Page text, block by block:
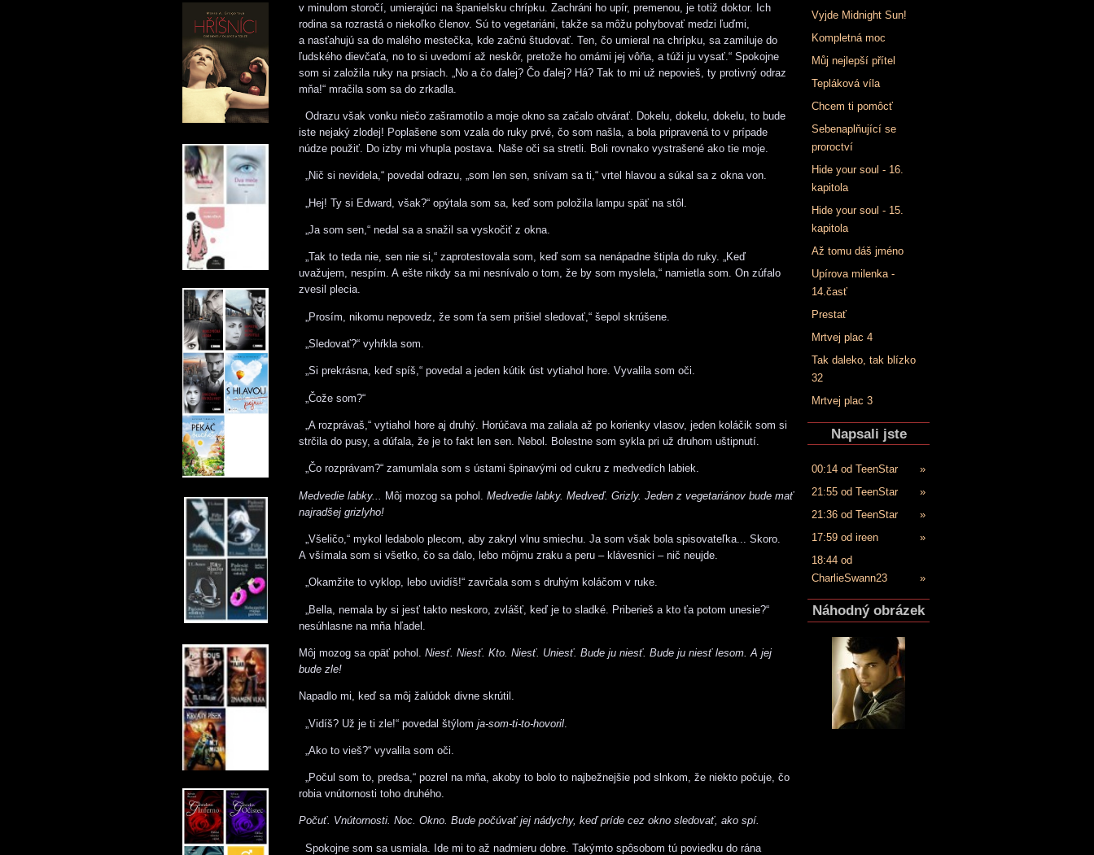
v minulom storočí, umierajúci na španielsku chrípku. Zachráni ho upír, premenou, je totiž doktor. Ich
rodina sa rozrastá o niekoľko členov. Sú to vegetariáni, takže sa môžu pohybovať medzi ľuďmi,
a nasťahujú sa do malého mestečka, kde začnú študovať. Ten, čo umieral na chrípku, sa zamiluje do
ľudského dievčaťa, no to si uvedomí až neskôr, pretože ho omámi jej vôňa, a túži ju vysať.“ Spokojne
som si založila ruky na prsiach. „No a čo ďalej? Čo ďalej? Há? Tak to mi už nepovieš, ty protivný odraz
mňa!“ mračila som sa do zrkadla.
Odrazu však vonku niečo zašramotilo a moje okno sa začalo otvárať. Dokelu, dokelu, dokelu, to bude
iste nejaký zlodej! Poplašene som vzala do ruky prvé, čo som našla, a bola pripravená to v prípade
núdze použiť. Do izby mi vhupla postava. Naše oči sa stretli. Boli rovnako vystrašené ako tie moje.
„Nič si nevidela,“ povedal odrazu, „som len sen, snívam sa ti,“ vrtel hlavou a súkal sa z okna von.
„Hej! Ty si Edward, však?“ opýtala som sa, keď som položila lampu späť na stôl.
„Ja som sen,“ nedal sa a snažil sa vyskočiť z okna.
„Tak to teda nie, sen nie si,“ zaprotestovala som, keď som sa nenápadne štipla do ruky. „Keď
uvažujem, nespím. A ešte nikdy sa mi nesnívalo o tom, že by som myslela,“ namietla som. On zúfalo
zvesil plecia.
„Prosím, nikomu nepovedz, že som ťa sem prišiel sledovať,“ šepol skrúšene.
„Sledovať?“ vyhŕkla som.
„Si prekrásna, keď spíš,“ povedal a jeden kútik úst vytiahol hore. Vyvalila som oči.
„Čože som?“
„A rozprávaš,“ vytiahol hore aj druhý. Horúčava ma zaliala až po korienky vlasov, jeden koláčik som si
strčila do pusy, a dúfala, že je to fakt len sen. Nebol. Bolestne som sykla pri už druhom uštipnutí.
„Čo rozprávam?“ zamumlala som s ústami špinavými od cukru z medvedích labiek.
Medvedie labky... Môj mozog sa pohol. Medvedie labky. Medveď. Grizly. Jeden z vegetariánov bude mať
najradšej grizlyho!
„Všeličo,“ mykol ledabolo plecom, aby zakryl vlnu smiechu. Ja som však bola spisovateľka... Skoro.
A všímala som si všetko, čo sa dalo, lebo môjmu zraku a peru – klávesnici – nič neujde.
„Okamžite to vyklop, lebo uvidíš!“ zavrčala som s druhým koláčom v ruke.
„Bella, nemala by si jesť takto neskoro, zvlášť, keď je to sladké. Priberieš a kto ťa potom unesie?“
nesúhlasne na mňa hľadel.
Môj mozog sa opäť pohol. Niesť. Niesť. Kto. Niesť. Uniesť. Bude ju niesť. Bude ju niesť lesom. A jej
bude zle!
Napadlo mi, keď sa môj žalúdok divne skrútil.
„Vidíš? Už je ti zle!“ povedal štýlom ja-som-ti-to-hovoril
„Ako to vieš?“ vyvalila som oči.
„Počul som to, predsa,“ pozrel na mňa, akoby to bolo to najbežnejšie pod slnkom, že niekto počuje, čo
robia vnútornosti toho druhého.
Počuť. Vnútornosti. Noc. Okno. Bude počúvať jej nádychy, keď príde cez okno sledovať, ako spí.
Spokojne som sa usmiala. Ide mi to až nadmieru dobre. Takýmto spôsobom tú poviedku do rána
Vyjde Midnight Sun!
Kompletná moc
Můj nejlepší přítel
Tepláková víla
Chcem ti pomôcť
Sebenaplňující se
proroctví
Hide your soul - 16.
kapitola
Hide your soul - 15.
kapitola
Až tomu dáš jméno
Upírova milenka -
14.časť
Prestať
Mrtvej plac 4
Tak daleko, tak blízko
32
Mrtvej plac 3
Napsali jste
00:14 od TeenStar
»
21:55 od TeenStar
»
21:36 od TeenStar
»
17:59 od ireen
»
18:44 od
CharlieSwann23
»
Náhodný obrázek